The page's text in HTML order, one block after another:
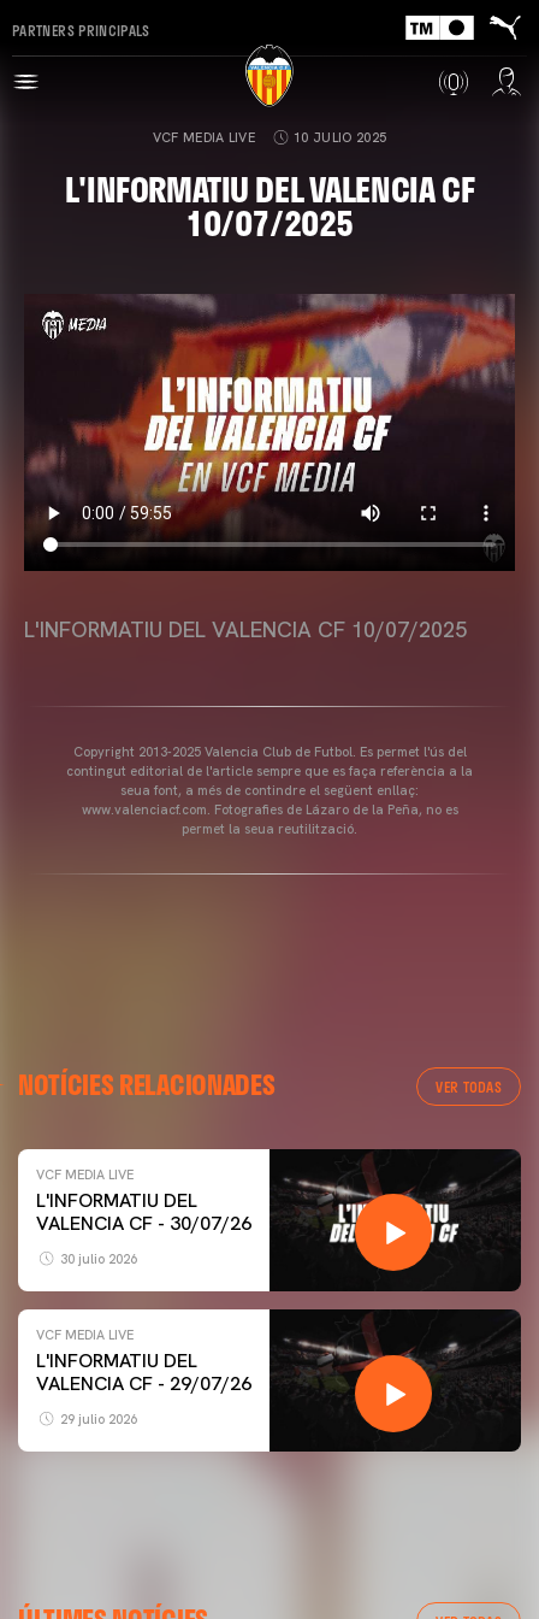
PARTNERS PRINCIPALS
VCF MEDIA LIVE 10 JULIO 2025
L'INFORMATIU DEL VALENCIA CF
10/07/2025
L'INFORMATIU DEL VALENCIA CF 10/07/2025
Copyright 2013-2025 Valencia Club de Futbol. Es permet l'ús del
contingut editorial de l'article sempre que es faça referència a la
seua font, a més de contindre el següent enllaç:
www.valenciacf.com. Fotografies de Lázaro de la Peña, no es
permet la seua reutilització.
NOTÍCIES RELACIONADES VER TODAS
VCF MEDIA LIVE
L'INFORMATIU DEL
VALENCIA CF - 30/07/26
30 julio 2026
VCF MEDIA LIVE
L'INFORMATIU DEL
VALENCIA CF - 29/07/26
29 julio 2026